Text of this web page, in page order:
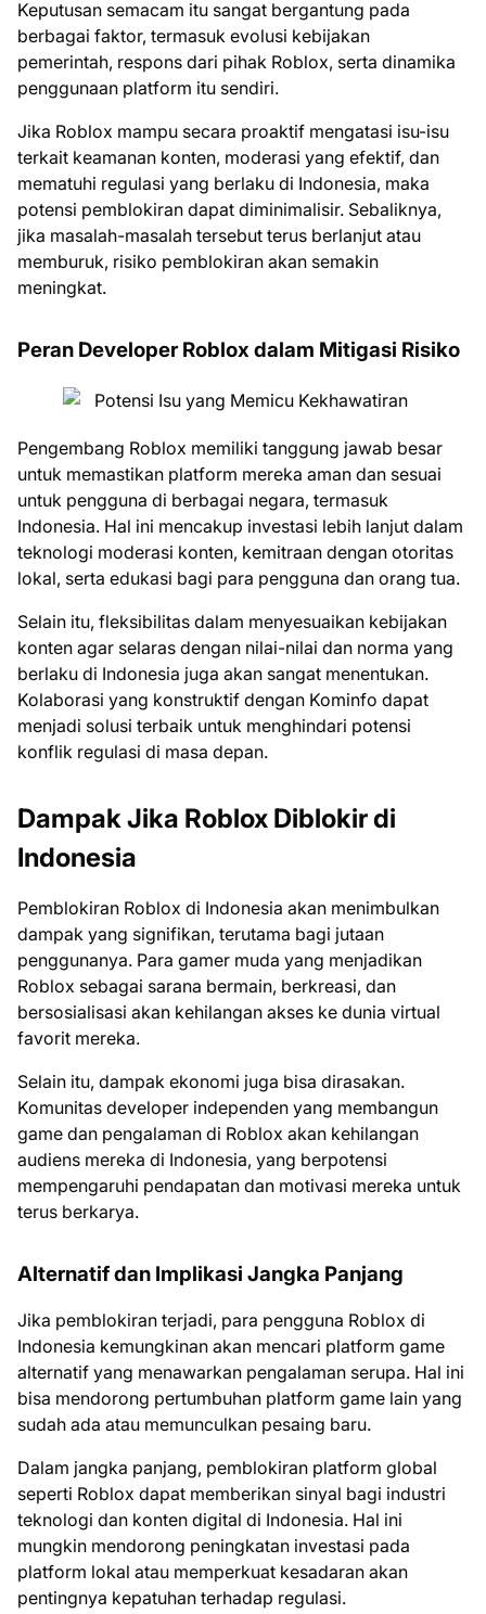
Keputusan semacam itu sangat bergantung pada
berbagai faktor, termasuk evolusi kebijakan
pemerintah, respons dari pihak Roblox, serta dinamika
penggunaan platform itu sendiri.
Jika Roblox mampu secara proaktif mengatasi isu-isu
terkait keamanan konten, moderasi yang efektif, dan
mematuhi regulasi yang berlaku di Indonesia, maka
potensi pemblokiran dapat diminimalisir. Sebaliknya,
jika masalah-masalah tersebut terus berlanjut atau
memburuk, risiko pemblokiran akan semakin
meningkat.
Peran Developer Roblox dalam Mitigasi Risiko
Pengembang Roblox memiliki tanggung jawab besar
untuk memastikan platform mereka aman dan sesuai
untuk pengguna di berbagai negara, termasuk
Indonesia. Hal ini mencakup investasi lebih lanjut dalam
teknologi moderasi konten, kemitraan dengan otoritas
lokal, serta edukasi bagi para pengguna dan orang tua.
Selain itu, fleksibilitas dalam menyesuaikan kebijakan
konten agar selaras dengan nilai-nilai dan norma yang
berlaku di Indonesia juga akan sangat menentukan.
Kolaborasi yang konstruktif dengan Kominfo dapat
menjadi solusi terbaik untuk menghindari potensi
konflik regulasi di masa depan.
Dampak Jika Roblox Diblokir di
Indonesia
Pemblokiran Roblox di Indonesia akan menimbulkan
dampak yang signifikan, terutama bagi jutaan
penggunanya. Para gamer muda yang menjadikan
Roblox sebagai sarana bermain, berkreasi, dan
bersosialisasi akan kehilangan akses ke dunia virtual
favorit mereka.
Selain itu, dampak ekonomi juga bisa dirasakan.
Komunitas developer independen yang membangun
game dan pengalaman di Roblox akan kehilangan
audiens mereka di Indonesia, yang berpotensi
mempengaruhi pendapatan dan motivasi mereka untuk
terus berkarya.
Alternatif dan Implikasi Jangka Panjang
Jika pemblokiran terjadi, para pengguna Roblox di
Indonesia kemungkinan akan mencari platform game
alternatif yang menawarkan pengalaman serupa. Hal ini
bisa mendorong pertumbuhan platform game lain yang
sudah ada atau memunculkan pesaing baru.
Dalam jangka panjang, pemblokiran platform global
seperti Roblox dapat memberikan sinyal bagi industri
teknologi dan konten digital di Indonesia. Hal ini
mungkin mendorong peningkatan investasi pada
platform lokal atau memperkuat kesadaran akan
pentingnya kepatuhan terhadap regulasi.